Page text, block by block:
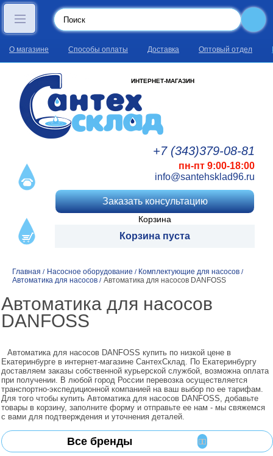
О магазине Способы оплаты Доставка Оптовый отдел
ИНТЕРНЕТ-МАГАЗИН
+7 (343)379-08-81
пн-пт 9:00-18:00
info@santehsklad96.ru
Заказать консультацию
Корзина
Корзина пуста
Главная / Насосное оборудование / Комплектующие для насосов /
Автоматика для насосов / Автоматика для насосов DANFOSS
Автоматика для насосов
DANFOSS
Автоматика для насосов DANFOSS купить по низкой цене в
Екатеринбурге в интернет-магазине СантехСклад. По Екатеринбургу
доставляем заказы собственной курьерской службой, возможна оплата
при получении. В любой город России перевозка осуществляется
транспортно-экспедиционной компанией на ваш выбор по ее тарифам.
Для того чтобы купить Автоматика для насосов DANFOSS, добавьте
товары в корзину, заполните форму и отправьте ее нам - мы свяжемся
с вами для подтверждения и уточнения деталей.
Все бренды